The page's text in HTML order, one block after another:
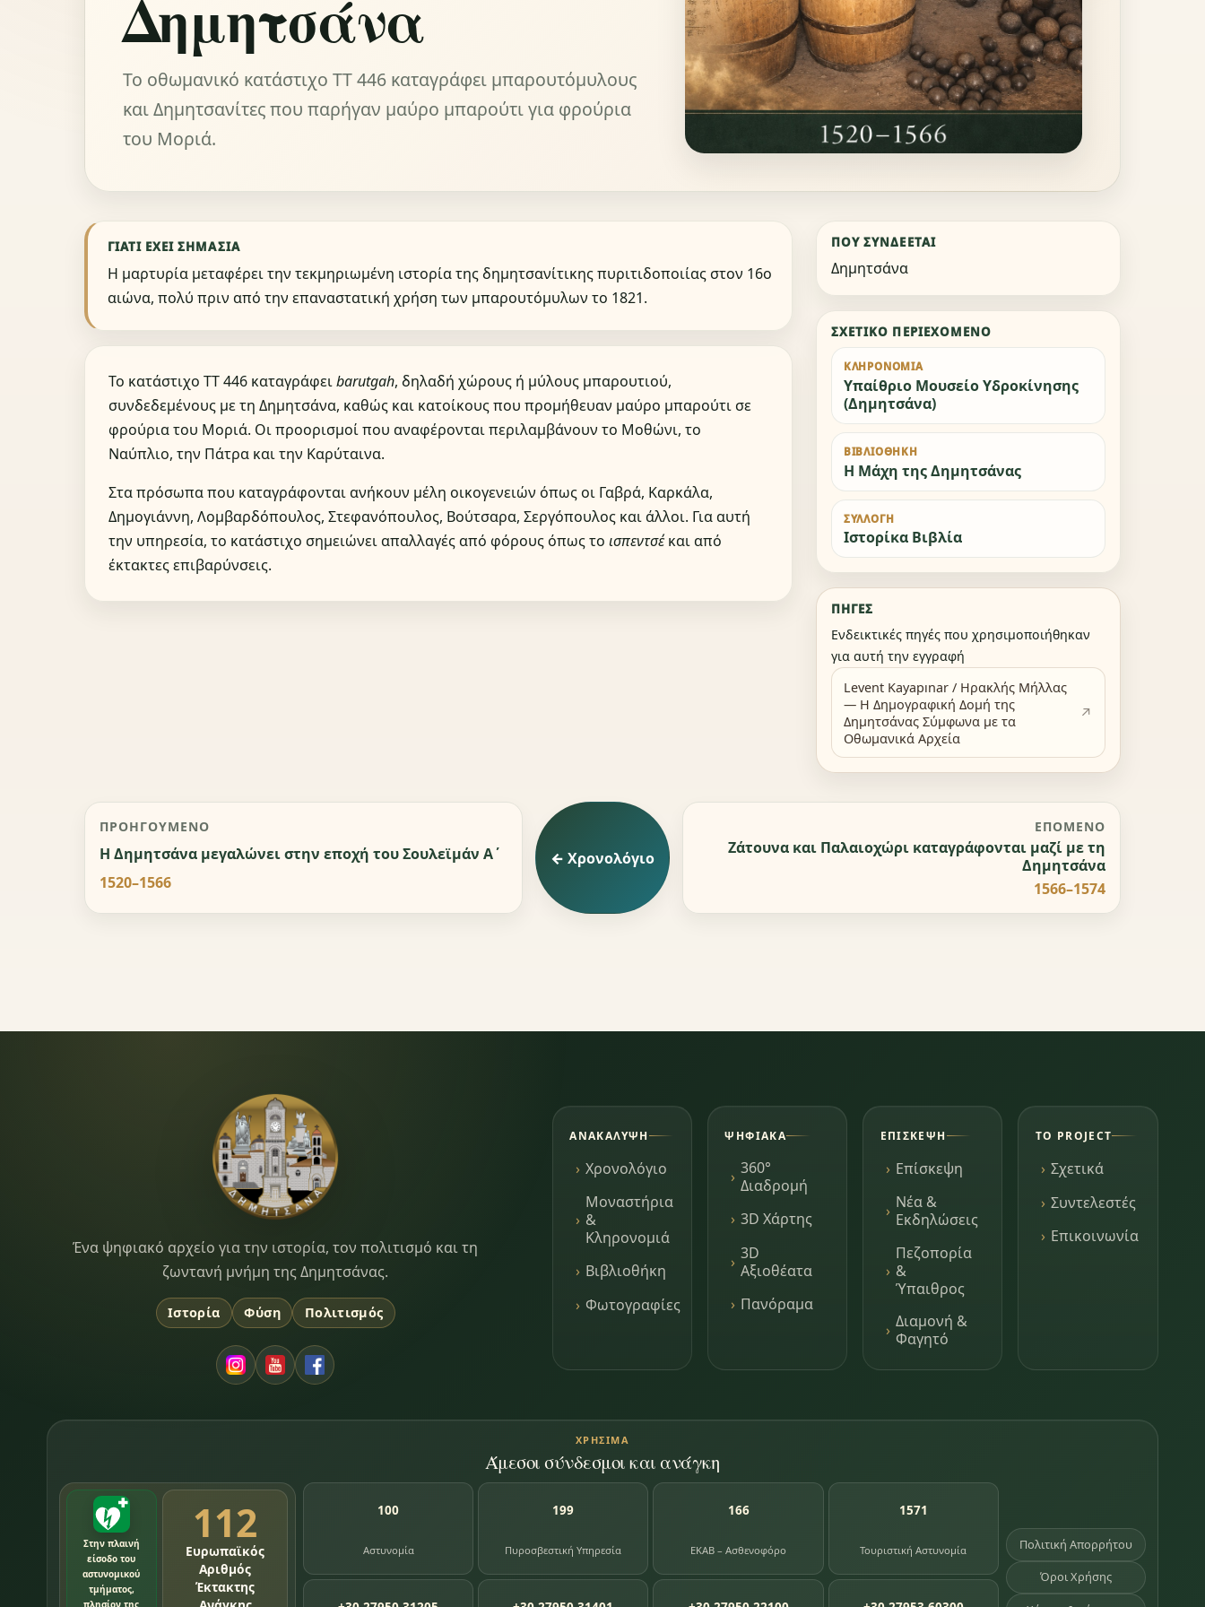
Δημητσάνα
Το οθωμανικό κατάστιχο TT 446 καταγράφει μπαρουτόμυλους
και Δημητσανίτες που παρήγαν μαύρο μπαρούτι για φρούρια
του Μοριά.
ΓΙΑΤΊ ΈΧΕΙ ΣΗΜΑΣΊΑ
Η μαρτυρία μεταφέρει την τεκμηριωμένη ιστορία της δημητσανίτικης πυριτιδοποιίας στον 16ο
αιώνα, πολύ πριν από την επαναστατική χρήση των μπαρουτόμυλων το 1821.
Το κατάστιχο TT 446 καταγράφειbarutgah, δηλαδή χώρους ή μύλους μπαρουτιού,
συνδεδεμένους με τη Δημητσάνα, καθώς και κατοίκους που προμήθευαν μαύρο μπαρούτι σε
φρούρια του Μοριά. Οι προορισμοί που αναφέρονται περιλαμβάνουν το Μοθώνι, το
Ναύπλιο, την Πάτρα και την Καρύταινα.
Στα πρόσωπα που καταγράφονται ανήκουν μέλη οικογενειών όπως οι Γαβρά, Καρκάλα,
Δημογιάννη, Λομβαρδόπουλος, Στεφανόπουλος, Βούτσαρα, Σεργόπουλος και άλλοι. Για αυτή
την υπηρεσία, το κατάστιχο σημειώνει απαλλαγές από φόρους όπως τοισπεντσέκαι από
έκτακτες επιβαρύνσεις.
ΠΟΎ ΣΥΝΔΈΕΤΑΙ
Δημητσάνα
ΣΧΕΤΙΚΌ ΠΕΡΙΕΧΌΜΕΝΟ
ΚΛΗΡΟΝΟΜΙΆ
Υπαίθριο Μουσείο Υδροκίνησης
(Δημητσάνα)
ΒΙΒΛΙΟΘΉΚΗ
Η Μάχη της Δημητσάνας
ΣΥΛΛΟΓΉ
Ιστορίκα Βιβλία
ΠΗΓΈΣ
Ενδεικτικές πηγές που χρησιμοποιήθηκαν
για αυτή την εγγραφή
Levent Kayapınar / Ηρακλής Μήλλας
— Η Δημογραφική Δομή της
Δημητσάνας Σύμφωνα με τα
Οθωμανικά Αρχεία
ΠΡΟΗΓΟΎΜΕΝΟ
Η Δημητσάνα μεγαλώνει στην εποχή του Σουλεϊμάν Α΄
1520–1566
← Χρονολόγιο
ΕΠΌΜΕΝΟ
Ζάτουνα και Παλαιοχώρι καταγράφονται μαζί με τη
Δημητσάνα
1566–1574
Dimitsana.gr
Ένα ψηφιακό αρχείο για την ιστορία, τον πολιτισμό και τη
ζωντανή μνήμη της Δημητσάνας.
Ιστορία Φύση Πολιτισμός
ΑΝΑΚΆΛΥΨΗ
Χρονολόγιο
Μοναστήρια
&
Κληρονομιά
Βιβλιοθήκη
Φωτογραφίες
ΨΗΦΙΑΚΆ
360°
Διαδρομή
3D Χάρτης
3D
Αξιοθέατα
Πανόραμα
ΕΠΊΣΚΕΨΗ
Επίσκεψη
Νέα &
Εκδηλώσεις
Πεζοπορία
&
Ύπαιθρος
Διαμονή &
Φαγητό
ΤΟ PROJECT
Σχετικά
Συντελεστές
Επικοινωνία
ΧΡΉΣΙΜΑ
Άμεσοι σύνδεσμοι και ανάγκη
Στην πλαινή
είσοδο του
αστυνομικού
τμήματος,
πλησίον της
112
Ευρωπαϊκός
Αριθμός
Έκτακτης
100
Αστυνομία
199
Πυροσβεστική Υπηρεσία
166
ΕΚΑΒ – Ασθενοφόρο
1571
Τουριστική Αστυνομία Πολιτική Απορρήτου
Όροι Χρήσης